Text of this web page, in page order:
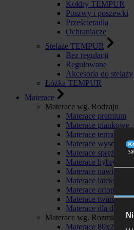
Kołdry TEMPUR
Poszwy i poszewki
Prześcieradła
Ochraniacze
Stelaże TEMPUR
Bez regulacji
Regulowane
Akcesoria do stelaży
Łóżka TEMPUR
Materace
Materace wg. Rodzaju
Materace premium
Materace piankowe
Materace
Materace
Materace
Materace hybrydowe
Materace
Materace lateksowe
Materace
Materace twarde
Materace dla dzieci
Materace wg. Rozmiaru
Materace 80x200